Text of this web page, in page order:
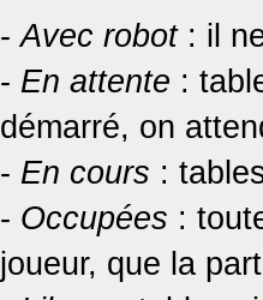
-Avec robot: il
- En attente :
démarré, on
- En cours :
- Occupées :
joueur, que la